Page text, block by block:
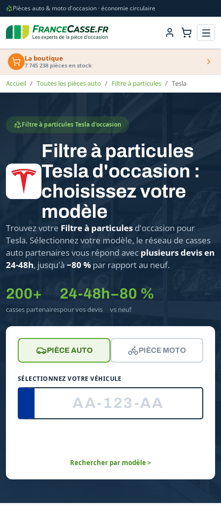
Pièces auto & moto d'occasion · économie circulaire
La boutique
7 745 238 pièces en stock
Accueil Toutes les pièces auto Filtre à particules Tesla
Filtre à particules Tesla d'occasion
Filtre à particules
Tesla d'occasion :
choisissez votre
modèle
Trouvez votre Filtre à particules d'occasion pour
Tesla. Sélectionnez votre modèle, le réseau de casses
auto partenaires vous répond avec plusieurs devis en
24-48h, jusqu'à −80 % par rapport au neuf.
200+
casses partenaires
24-48h
pour vos devis
−80 %
vs neuf
PIÈCE AUTO PIÈCE MOTO
SÉLECTIONNEZ VOTRE VÉHICULE
Rechercher par modèle >